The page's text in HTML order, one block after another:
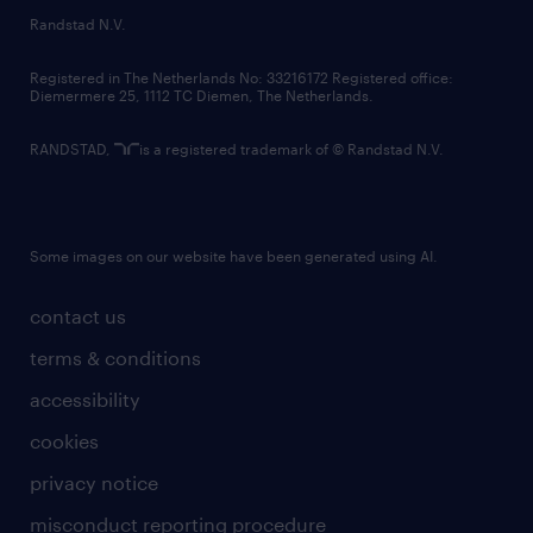
country websites
contact us
terms & conditions
accessibility
cookies
privacy notice
misconduct reporting procedure
Randstad N.V.
Registered in The Netherlands No: 33216172 Registered office:
Diemermere 25, 1112 TC Diemen, The Netherlands.
RANDSTAD, is a registered trademark of © Randstad N.V.
Some images on our website have been generated using AI.